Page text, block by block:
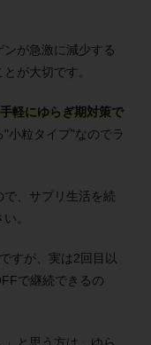
が急激に減少する
が大切です。
軽にゆらぎ期対策で
小粒タイプ"なのでラ
で、サプリ生活を続
。
すが、実は2回目以
で継続できるの